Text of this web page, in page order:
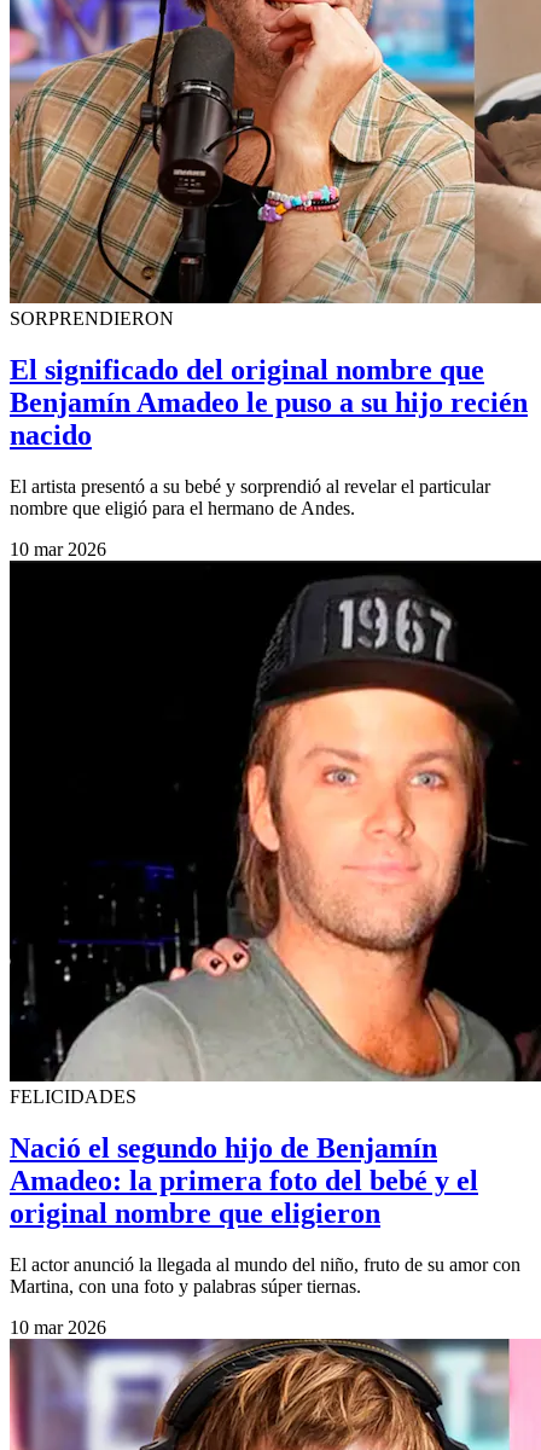
SORPRENDIERON
El significado del original nombre que
Benjamín Amadeo le puso a su hijo recién
nacido
El artista presentó a su bebé y sorprendió al revelar el particular
nombre que eligió para el hermano de Andes.
10 mar 2026
FELICIDADES
Nació el segundo hijo de Benjamín
Amadeo: la primera foto del bebé y el
original nombre que eligieron
El actor anunció la llegada al mundo del niño, fruto de su amor con
Martina, con una foto y palabras súper tiernas.
10 mar 2026